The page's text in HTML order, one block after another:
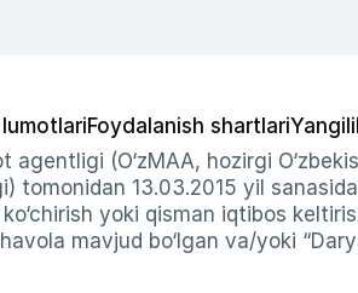
Foydalanish shartlari
(O‘zMAA, hozirgi
tomonidan 13.03.2015 yil
yoki qisman iqtibos
mavjud bo‘lgan va/yoki